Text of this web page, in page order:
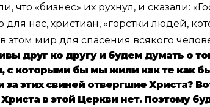
что «бизнес» их рухнул, и сказали:
нас, христиан, «горстки людей,
этом мир для спасения всякого
друг ко другу и будем думать о
с которыми бы мы жили как те как
этих свиней отвергшие Христа?
в этой Церкви нет. Поэтому